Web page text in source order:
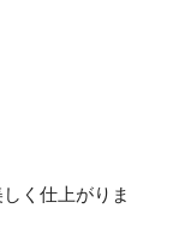
く仕上がりま